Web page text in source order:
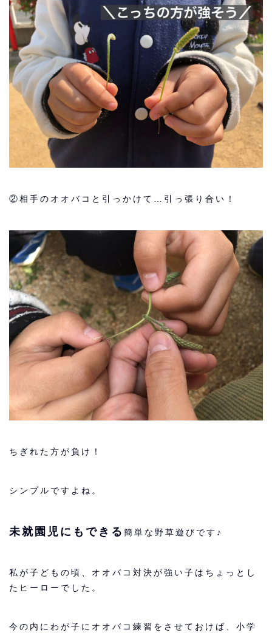
②相手のオオバコと引っかけて…引っ張り合い！
ちぎれた方が負け！
シンプルですよね。
未就園児にもできる 簡単な野草遊びです♪
私が子どもの頃、オオバコ対決が強い子はちょっとし
たヒーローでした。
今の内にわが子にオオバコ練習をさせておけば、小学